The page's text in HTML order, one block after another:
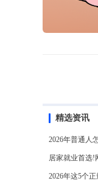
精选资讯
2026年普通人
居家就业首选!
2026年这5个